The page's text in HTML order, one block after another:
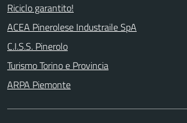
Riciclo garantito!
ACEA Pinerolese Industraile SpA
C.I.S.S. Pinerolo
Turismo Torino e Provincia
ARPA Piemonte